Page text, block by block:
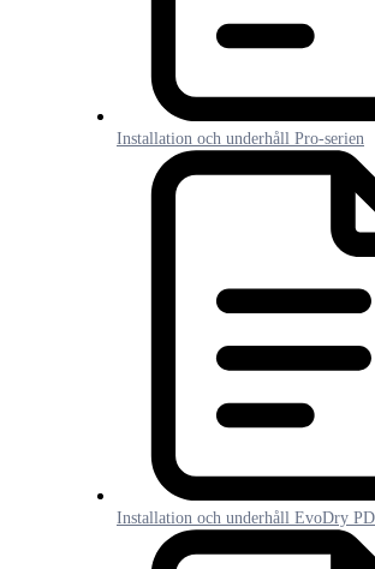
Installation och underhåll Pro-serien
Installation och underhåll EvoDry